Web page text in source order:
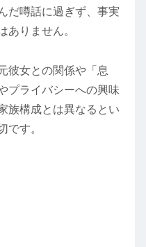
だ噂話に過ぎず、事実
ありません。
彼女との関係や「息
プライバシーへの興味
族構成とは異なるとい
です。